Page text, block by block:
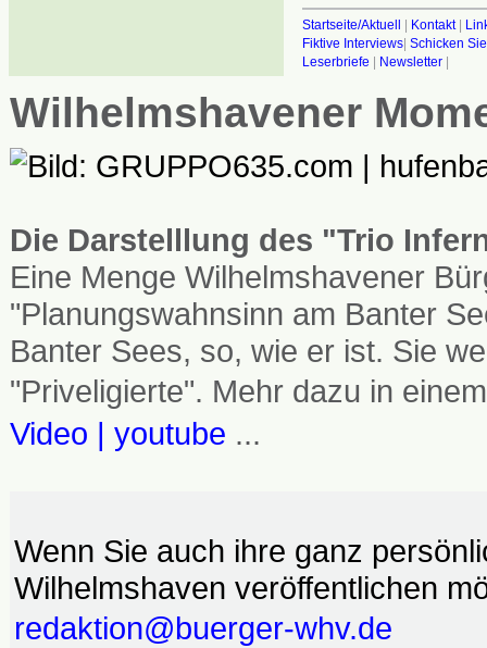
Startseite/Aktuell | Kontakt|
Fiktive Interviews| Schicken
Leserbriefe | Newsletter|
Wilhelmshavener
Die Darstelllung des "Trio
Eine Menge Wilhelmshavener
"Planungswahnsinn am Banter
Banter Sees, so, wie er ist. Sie
"Priveligierte". Mehr dazu in
Video | youtube ...
Wenn Sie auch ihre ganz
Wilhelmshaven veröffentlichen
redaktion@buerger-whv.de